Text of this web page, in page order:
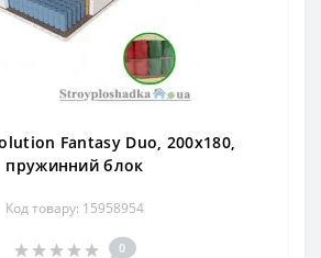
Fantasy Duo, 200x180,
пружинний блок
Код товару: 15958954
0